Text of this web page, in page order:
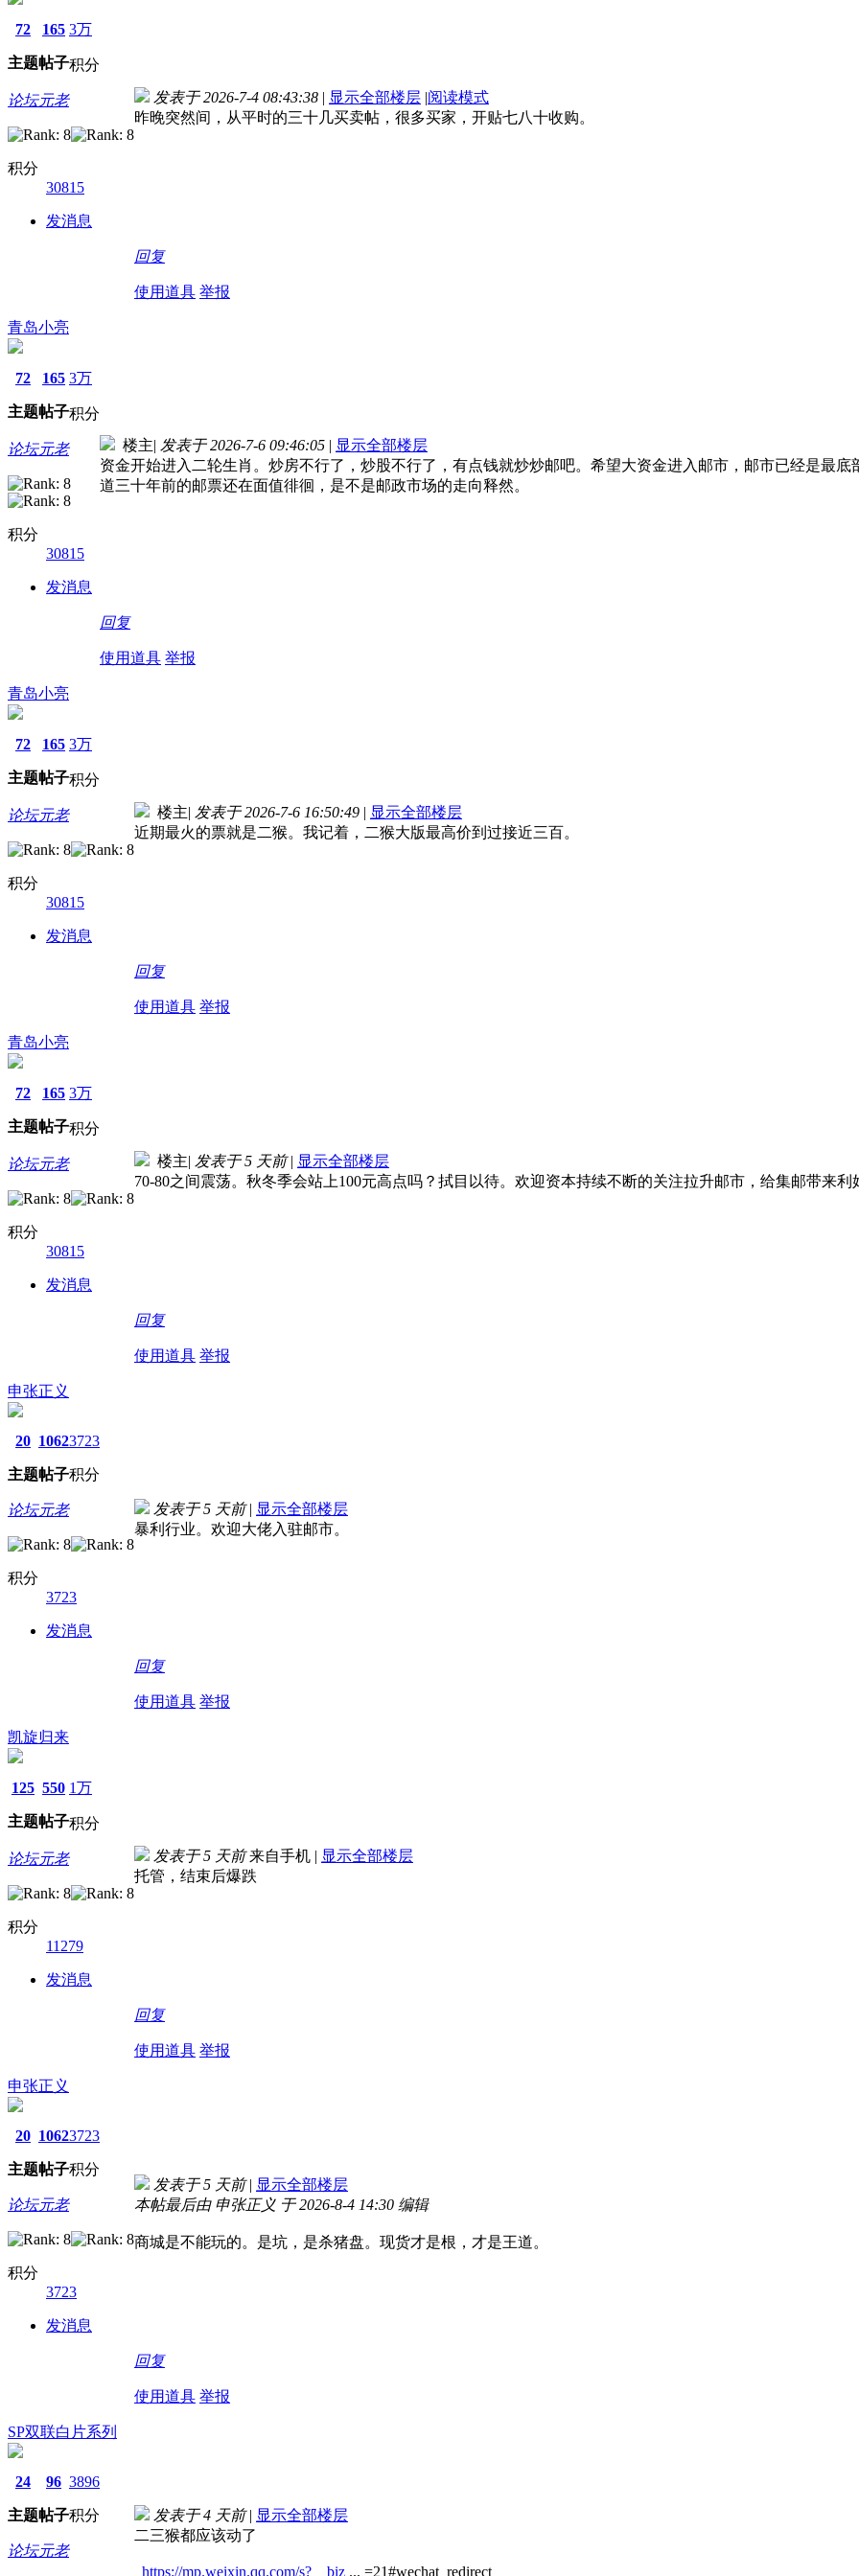
72
主题
165
帖子
3万
积分
论坛元老
积分
30815
发消息
发表于 2026-7-4 08:43:38 | 显示全部楼层 |阅读模式
昨晚突然间，从平时的三十几买卖帖，很多买家，开贴七八十收购。
回复
使用道具 举报
青岛小亮
72
主题
165
帖子
3万
积分
论坛元老
积分
30815
发消息
楼主| 发表于 2026-7-6 09:46:05 | 显示全部楼层
资金开始进入二轮生肖。炒房不行了，炒股不行了，有点钱就炒炒邮吧。希望大资金进入邮市，邮市已经是最
道三十年前的邮票还在面值徘徊，是不是邮政市场的走向释然。
回复
使用道具 举报
青岛小亮
72
主题
165
帖子
3万
积分
论坛元老
积分
30815
发消息
楼主| 发表于 2026-7-6 16:50:49 | 显示全部楼层
近期最火的票就是二猴。我记着，二猴大版最高价到过接近三百。
回复
使用道具 举报
青岛小亮
72
主题
165
帖子
3万
积分
论坛元老
积分
30815
发消息
楼主| 发表于5 天前 | 显示全部楼层
70-80之间震荡。秋冬季会站上100元高点吗？拭目以待。欢迎资本持续不断的关注拉升邮市，给集邮带来利
回复
使用道具 举报
申张正义
20
主题
1062
帖子
3723
积分
论坛元老
积分
3723
发消息
发表于5 天前 | 显示全部楼层
暴利行业。欢迎大佬入驻邮市。
回复
使用道具 举报
凯旋归来
125
主题
550
帖子
1万
积分
论坛元老
积分
11279
发消息
发表于5 天前 来自手机 | 显示全部楼层
托管，结束后爆跌
回复
使用道具 举报
申张正义
20
主题
1062
帖子
3723
积分
论坛元老
积分
3723
发消息
发表于5 天前 | 显示全部楼层
本帖最后由 申张正义 于 2026-8-4 14:30 编辑
商城是不能玩的。是坑，是杀猪盘。现货才是根，才是王道。
回复
使用道具 举报
SP双联白片系列
24
主题
96
帖子
3896
积分
论坛元老
发表于4 天前 | 显示全部楼层
二三猴都应该动了
https://mp.weixin.qq.com/s?__biz ... =21#wechat_redirect